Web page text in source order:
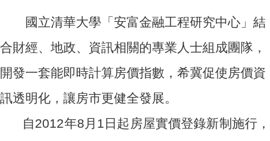
國立清華大學「安富金融工程研究中心」結
合財經、地政、資訊相關的專業人士組成團隊，
開發一套能即時計算房價指數，希冀促使房價資
訊透明化，讓房市更健全發展。
自2012年8月1日起房屋實價登錄新制施行，